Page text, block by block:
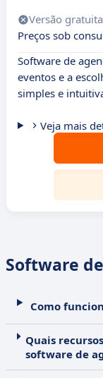
Versão gratuita
Preços sob
Software de
eventos e a
simples e
Veja mais
Software
Como
Quais
software de